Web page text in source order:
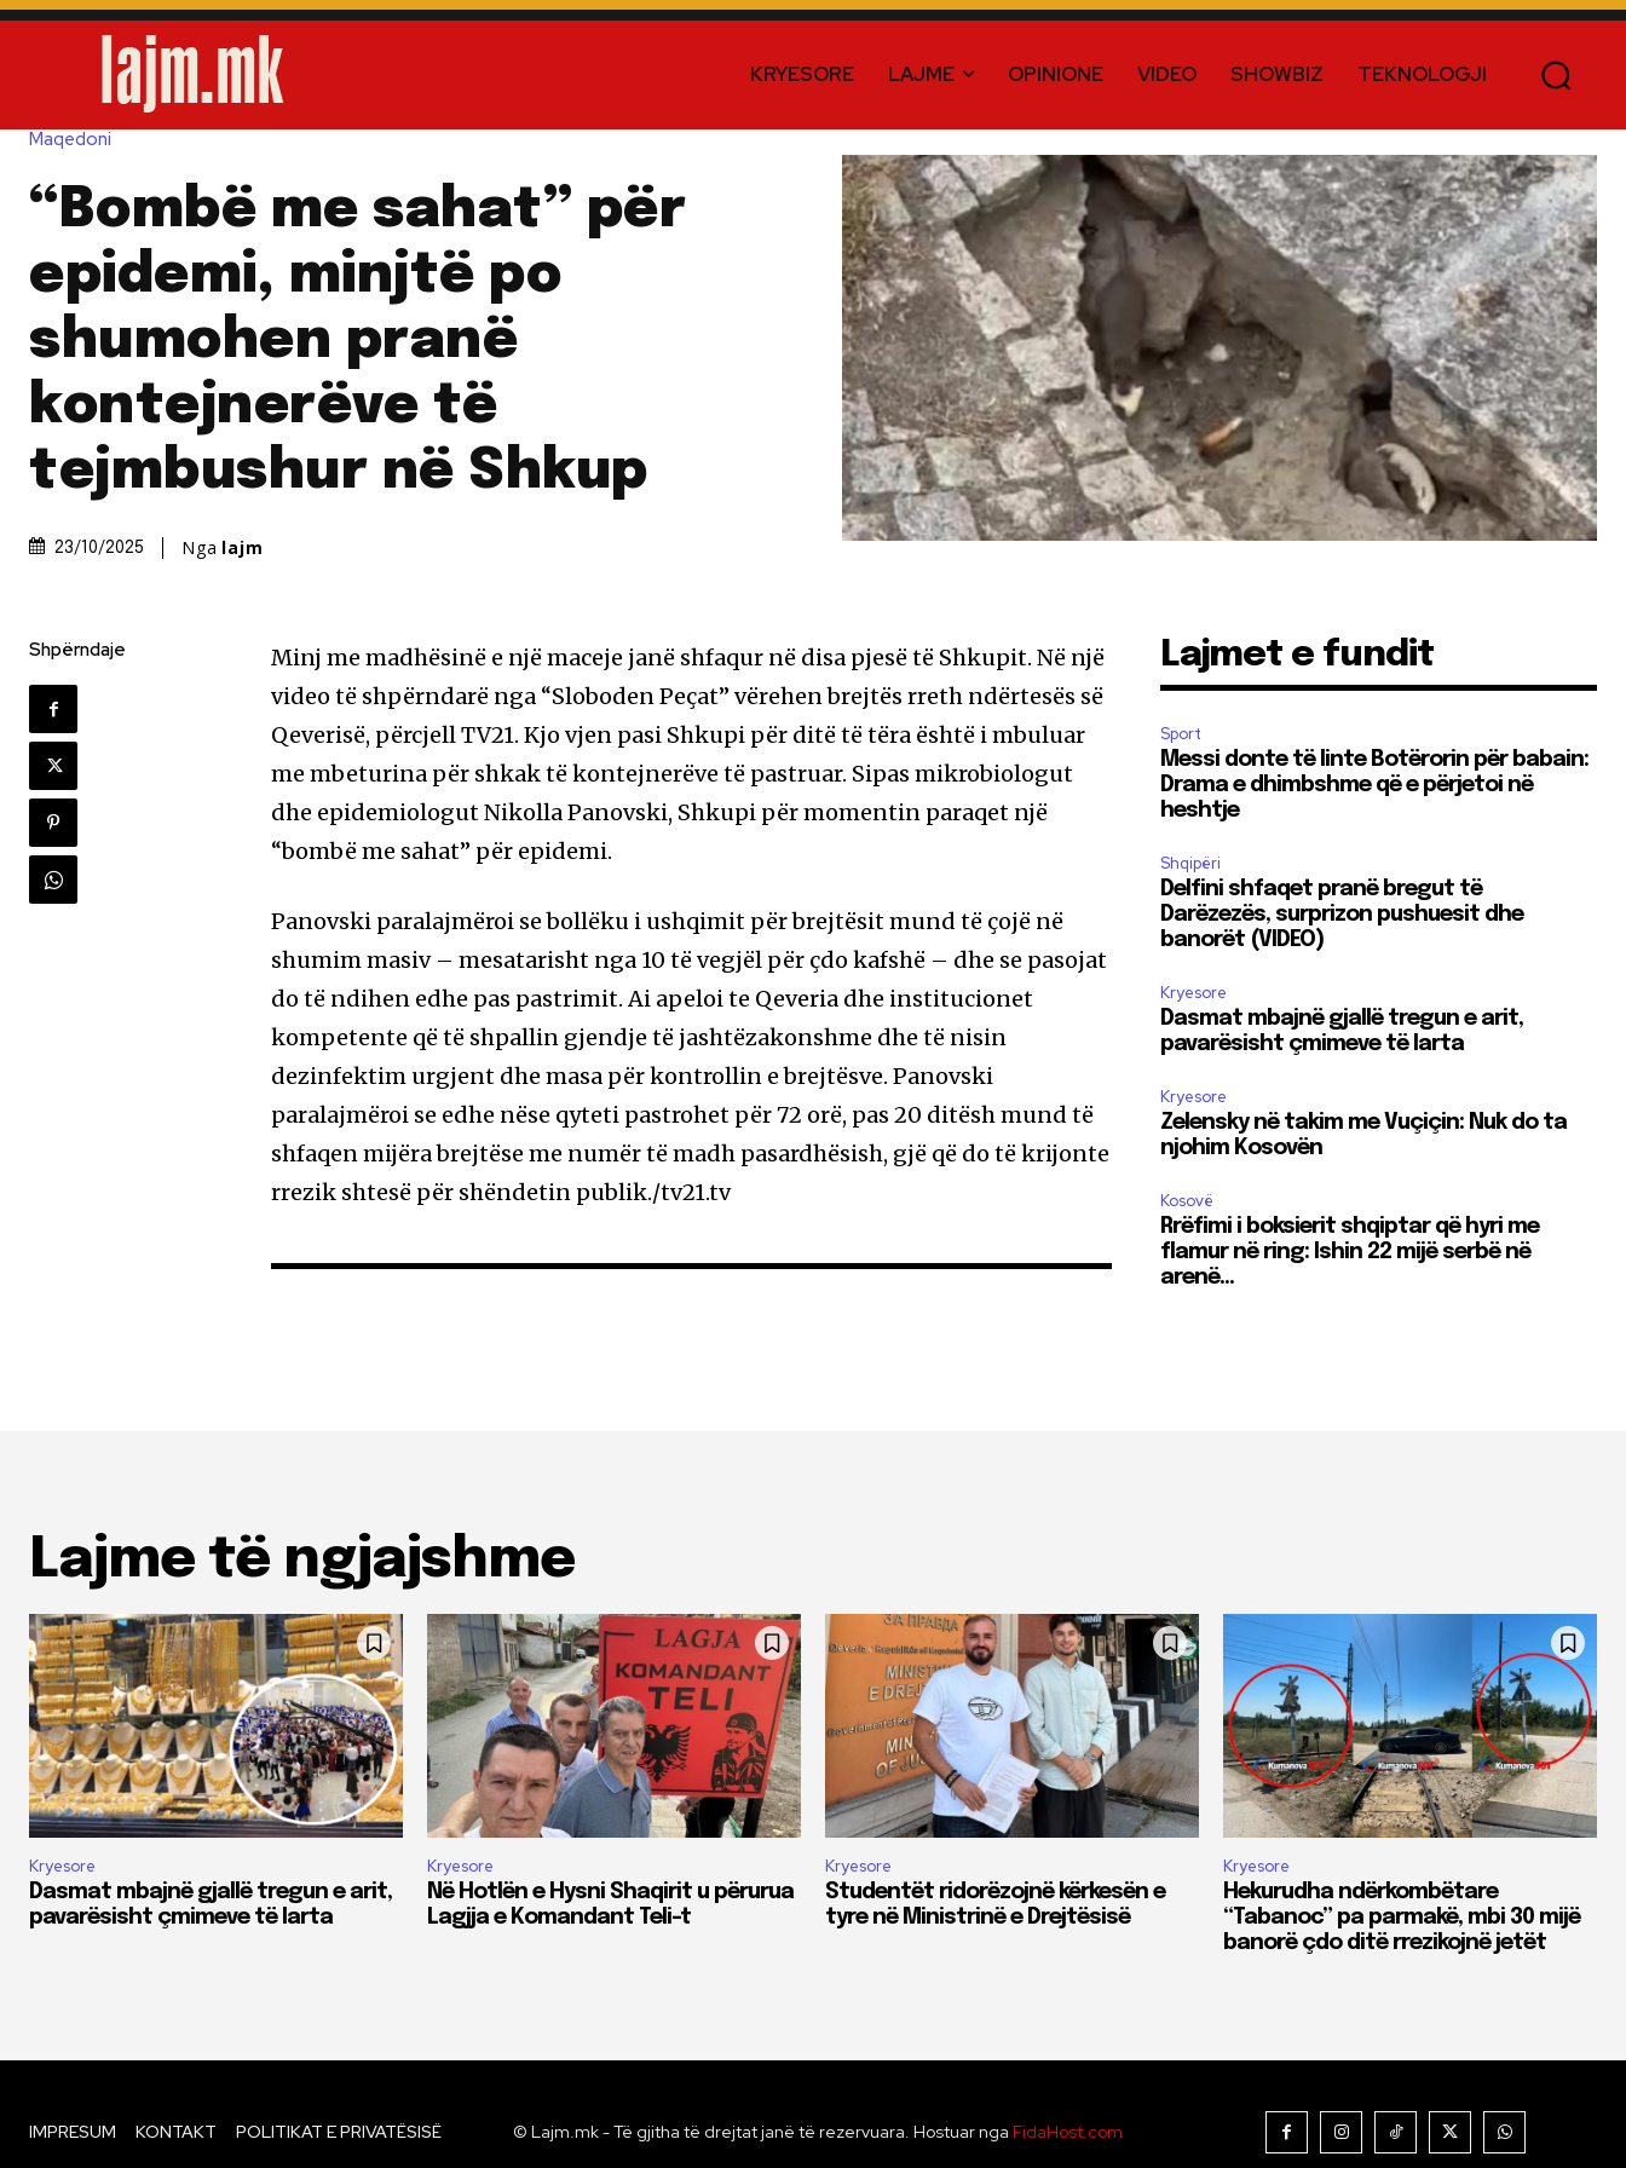
KRYESORE LAJME OPINIONE VIDEO SHOWBIZ TEKNOLOGJI
Maqedoni
“Bombë me sahat” për
epidemi, minjtë po
shumohen pranë
kontejnerëve të
tejmbushur në Shkup
23/10/2025 Nga lajm
Shpërndaje
Minj me madhësinë e një maceje janë shfaqur në disa pjesë të Shkupit. Në një
video të shpërndarë nga “Sloboden Peçat” vërehen brejtës rreth ndërtesës së
Qeverisë, përcjell TV21. Kjo vjen pasi Shkupi për ditë të tëra është i mbuluar
me mbeturina për shkak të kontejnerëve të pastruar. Sipas mikrobiologut
dhe epidemiologut Nikolla Panovski, Shkupi për momentin paraqet një
“bombë me sahat” për epidemi.
Panovski paralajmëroi se bollëku i ushqimit për brejtësit mund të çojë në
shumim masiv – mesatarisht nga 10 të vegjël për çdo kafshë – dhe se pasojat
do të ndihen edhe pas pastrimit. Ai apeloi te Qeveria dhe institucionet
kompetente që të shpallin gjendje të jashtëzakonshme dhe të nisin
dezinfektim urgjent dhe masa për kontrollin e brejtësve. Panovski
paralajmëroi se edhe nëse qyteti pastrohet për 72 orë, pas 20 ditësh mund të
shfaqen mijëra brejtëse me numër të madh pasardhësish, gjë që do të krijonte
rrezik shtesë për shëndetin publik./tv21.tv
Lajmet e fundit
Sport
Messi donte të linte Botërorin për babain:
Drama e dhimbshme që e përjetoi në
heshtje
Shqipëri
Delfini shfaqet pranë bregut të
Darëzezës, surprizon pushuesit dhe
banorët (VIDEO)
Kryesore
Dasmat mbajnë gjallë tregun e arit,
pavarësisht çmimeve të larta
Kryesore
Zelensky në takim me Vuçiçin: Nuk do ta
njohim Kosovën
Kosovë
Rrëfimi i boksierit shqiptar që hyri me
flamur në ring: Ishin 22 mijë serbë në
arenë…
Lajme të ngjajshme
Kryesore
Dasmat mbajnë gjallë tregun e arit,
pavarësisht çmimeve të larta
Kryesore
Në Hotlën e Hysni Shaqirit u përurua
Lagjja e Komandant Teli-t
Kryesore
Studentët ridorëzojnë kërkesën e
tyre në Ministrinë e Drejtësisë
Kryesore
Hekurudha ndërkombëtare
“Tabanoc” pa parmakë, mbi 30 mijë
banorë çdo ditë rrezikojnë jetët
IMPRESUM KONTAKT POLITIKAT E PRIVATËSISË © Lajm.mk - Të gjitha të drejtat janë të rezervuara. Hostuar nga FidaHost.com